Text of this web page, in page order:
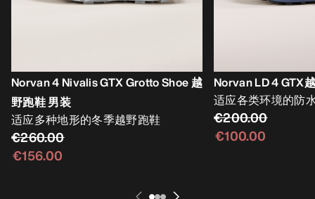
Norvan 4 Nivalis GTX Grotto Shoe 越
野跑鞋 男装
适应多种地形的冬季越野跑鞋
€260.00
€156.00
Norvan LD 4 GTX
适应各类环境的防
€200.00
€100.00